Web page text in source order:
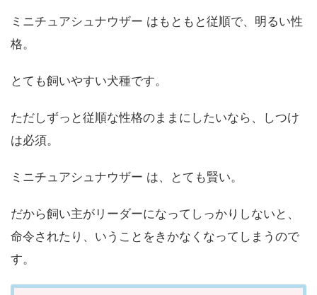
ミニチュアシュナウザー はもともと従順で、明るい性
格。
とても飼いやすい犬種です。
ただしずっと従順な性格のままにしたいなら、しつけ
は必須。
ミニチュアシュナウザー は、とても賢い。
だから飼い主がリーダーになってしっかりしないと、
命令されたり、いうことをきかなくなってしまうので
す。